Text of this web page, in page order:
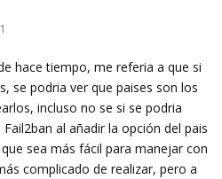
hace tiempo, me referia a que si
se podria ver que paises son los
incluso no se si se podria
al añadir la opción del pais
sea más fácil para manejar con
complicado de realizar, pero a